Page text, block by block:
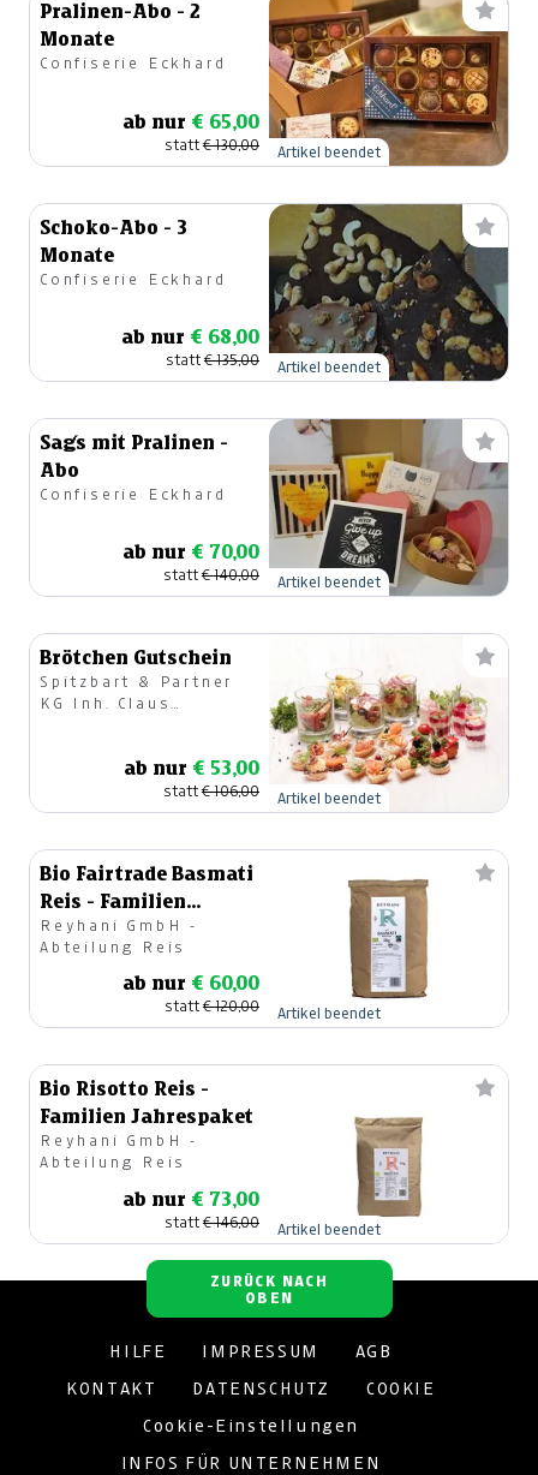
Pralinen-Abo - 2
Monate
Confiserie Eckhard
ab nur € 65,00
statt€ 130,00 Artikel beendet
Schoko-Abo - 3
Monate
Confiserie Eckhard
ab nur € 68,00
statt€ 135,00 Artikel beendet
Sag´s mit Pralinen -
Abo
Confiserie Eckhard
ab nur € 70,00
statt€ 140,00 Artikel beendet
Brötchen Gutschein
Spitzbart & Partner
KG Inh. Claus
ab nur € 53,00
statt€ 106,00 Artikel beendet
Bio Fairtrade Basmati
Reis - Familien
Jahrespaket -
Reyhani GmbH -
Abteilung Reis
ab nur € 60,00
statt€ 120,00 Artikel beendet
Bio Risotto Reis -
Familien Jahrespaket
Reyhani GmbH -
Abteilung Reis
ab nur € 73,00
statt€ 146,00 Artikel beendet
ZURÜCK NACH
OBEN
HILFE IMPRESSUM AGB
KONTAKT DATENSCHUTZ COOKIE
Cookie-Einstellungen
INFOS FÜR UNTERNEHMEN